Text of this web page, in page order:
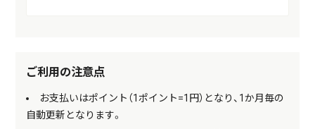
ご利用の注意点
お支払いはポイント（1ポイント=1円）となり、1か月毎の
自動更新となります。